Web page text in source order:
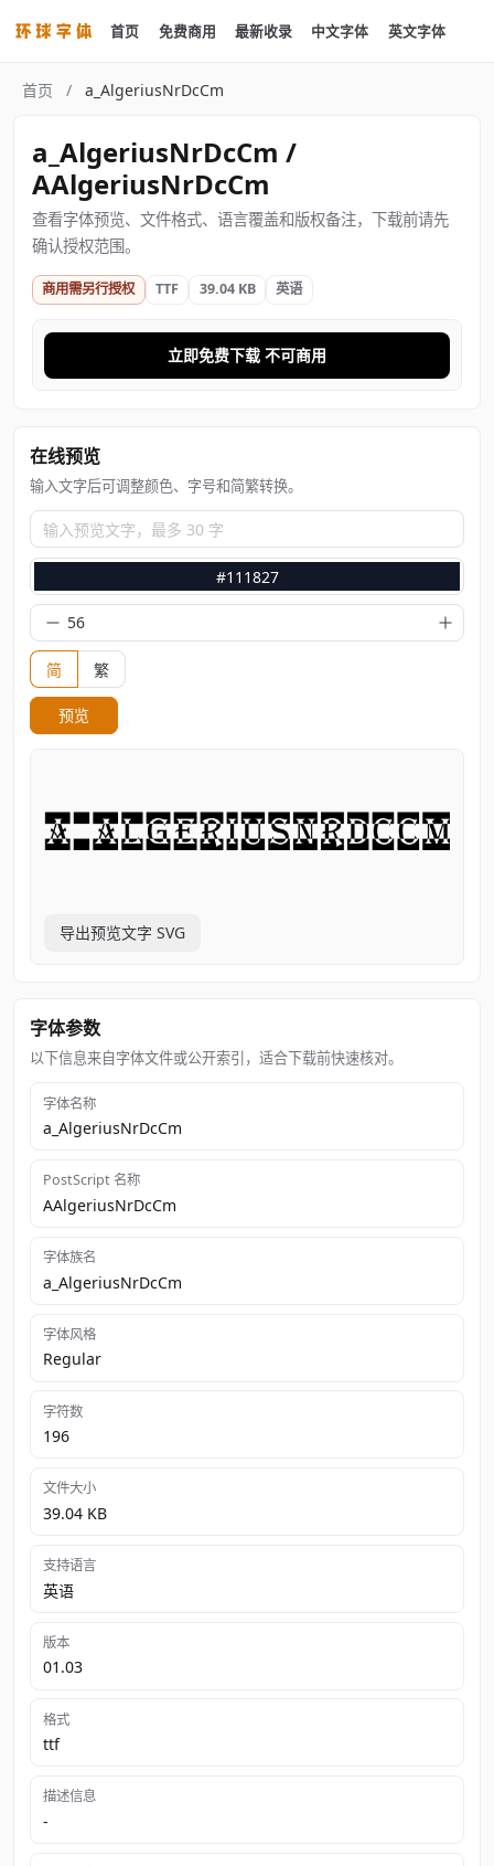
首页 免费商用 最新收录 中文字体 英文字体
首页 / a_AlgeriusNrDcCm
a_AlgeriusNrDcCm /
AAlgeriusNrDcCm
查看字体预览、文件格式、语言覆盖和版权备注，下载前请先
确认授权范围。
商用需另行授权 TTF 39.04 KB 英语
立即免费下载 不可商用
在线预览
输入文字后可调整颜色、字号和简繁转换。
输入预览文字，最多 30 字
#111827
简 繁
预览
导出预览文字 SVG
字体参数
以下信息来自字体文件或公开索引，适合下载前快速核对。
字体名称
a_AlgeriusNrDcCm
PostScript 名称
AAlgeriusNrDcCm
字体族名
a_AlgeriusNrDcCm
字体风格
Regular
字符数
196
文件大小
39.04 KB
支持语言
英语
版本
01.03
格式
ttf
描述信息
-